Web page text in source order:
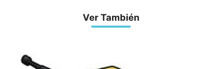
Ver También